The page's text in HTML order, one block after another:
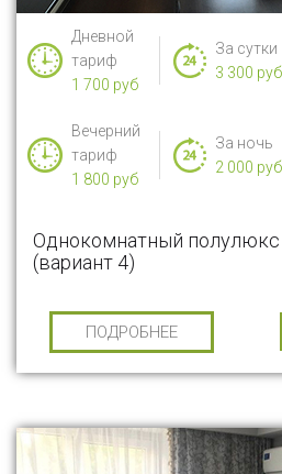
Дневной
тариф
1 700 руб
За сутки
3 300 руб
Вечерний
тариф
1 800 руб
За ночь
2 000 руб
Однокомнатный полулюкс
(вариант 4)
ПОДРОБНЕЕ